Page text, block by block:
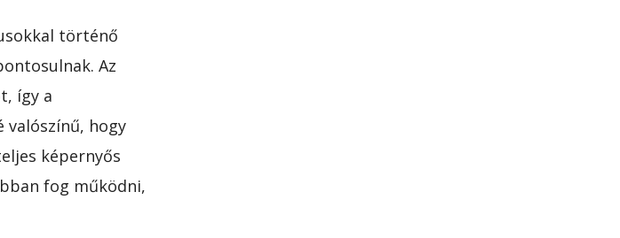
történő
Az
így a
valószínű, hogy
képernyős
fog működni,